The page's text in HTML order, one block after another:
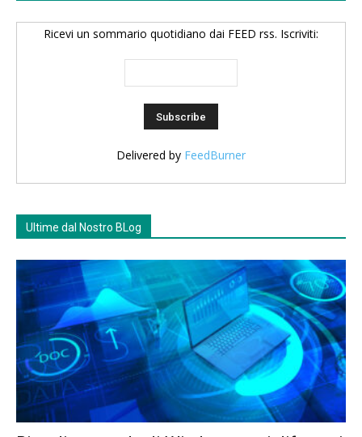
Ricevi un sommario quotidiano dai FEED rss. Iscriviti:
Delivered by FeedBurner
Ultime dal Nostro BLog